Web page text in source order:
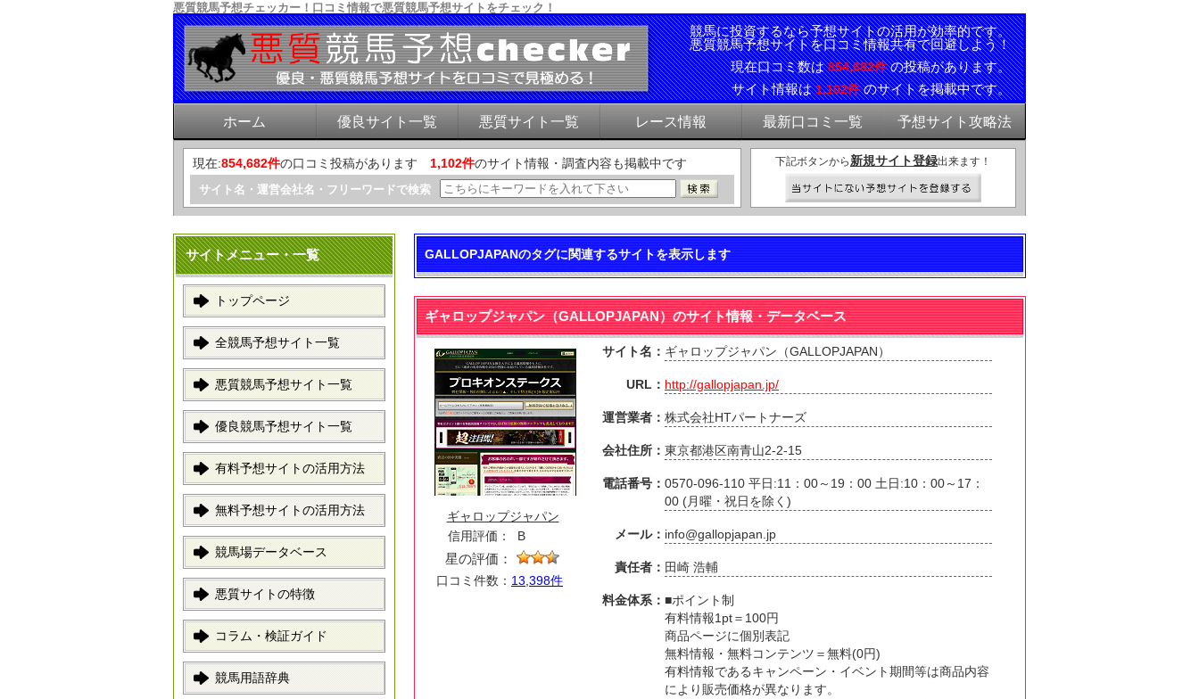
悪質競馬予想チェッカー！口コミ情報で悪質競馬予想サイトをチェック！
競馬に投資するなら予想サイトの活用が効率的です。
悪質競馬予想サイトを口コミ情報共有で回避しよう！
現在口コミ数は854,682件の投稿があります。
サイト情報は1,102件のサイトを掲載中です。
ホーム 優良サイト一覧 悪質サイト一覧 レース情報 最新口コミ一覧 予想サイト攻略法
現在:854,682件の口コミ投稿があります 1,102件のサイト情報・調査内容も掲載中です
サイト名・運営会社名・フリーワードで検索
下記ボタンから 新規サイト登録出来ます！
サイトメニュー・一覧
トップページ
全競馬予想サイト一覧
悪質競馬予想サイト一覧
優良競馬予想サイト一覧
有料予想サイトの活用方法
無料予想サイトの活用方法
競馬場データベース
悪質サイトの特徴
コラム・検証ガイド
競馬用語辞典
GALLOPJAPANのタグに関連するサイトを表示します
ギャロップジャパン（GALLOPJAPAN）のサイト情報・データベース
ギャロップジャパン
信用評価：
B
星の評価：
口コミ件数： 13,398件
サイト名： ギャロップジャパン（GALLOPJAPAN）
URL： http://gallopjapan.jp/
運営業者： 株式会社HTパートナーズ
会社住所： 東京都港区南青山2-2-15
電話番号： 0570-096-110 平日:11：00～19：00 土日:10：00～17：
00 (月曜・祝日を除く)
メール： info@gallopjapan.jp
責任者： 田崎 浩輔
料金体系： ■ポイント制
有料情報1pt＝100円
商品ページに個別表記
無料情報・無料コンテンツ＝無料(0円)
有料情報であるキャンペーン・イベント期間等は商品内容
により販売価格が異なります。